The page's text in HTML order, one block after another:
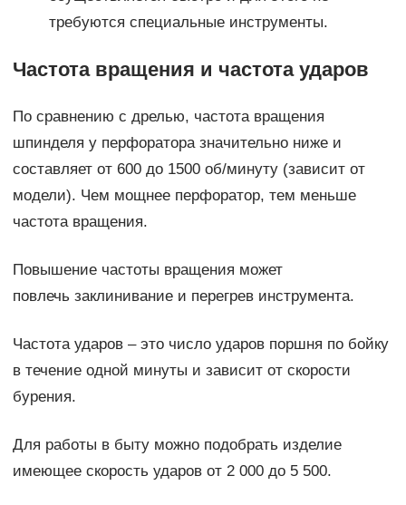
требуются специальные инструменты.
Частота вращения и частота ударов
По сравнению с дрелью, частота вращения
шпинделя у перфоратора значительно ниже и
составляет от 600 до 1500 об/минуту (зависит от
модели). Чем мощнее перфоратор, тем меньше
частота вращения.
Повышение частоты вращения может
повлечь заклинивание и перегрев инструмента.
Частота ударов – это число ударов поршня по бойку
в течение одной минуты и зависит от скорости
бурения.
Для работы в быту можно подобрать изделие
имеющее скорость ударов от 2 000 до 5 500.